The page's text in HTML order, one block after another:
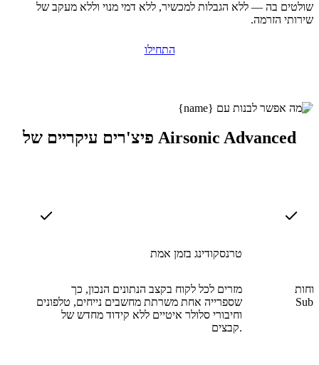
שולטים בה — ללא הגבלות למכשיר, ללא דמי מנוי וללא מעקב של
שירותי הזרמה.
התחילו
פיצ'רים עיקריים של Airsonic Advanced
טרנסקודינג בזמן אמת
מזרים לכל לקוח בקצב הנתונים הנכון, כך
שספרייה אחת משרתת מחשבים נייחים, טלפונים
וחיבורי סלולר איטיים ללא קידוד מחדש של
קבצים.